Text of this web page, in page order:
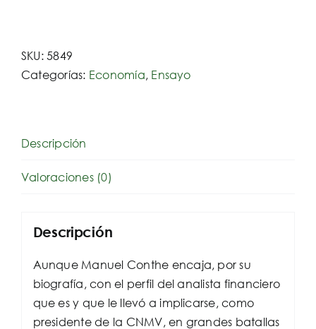
SKU:5849
Categorías: Economía, Ensayo
Descripción
Valoraciones (0)
Descripción
Aunque Manuel Conthe encaja, por su
biografía, con el perfil del analista financiero
que es y que le llevó a implicarse, como
presidente de la CNMV, en grandes batallas